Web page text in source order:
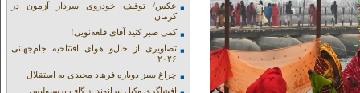
عکس/ توقیف خودروی سردار آزمون در
کرمان
کمی صبر کنید آقای قلعه‌نویی!
تصاویری از حال‌و هوای افتتاحیه جام‌جهانی
۲۰۲۶
چراغ سبز دوباره فرهاد مجیدی به استقلال
افشاگری وکیل بیرانوند از گاف‌ پرسپولیس